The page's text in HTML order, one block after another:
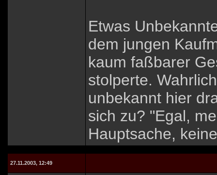
Etwas
dem jungen
kaum faßbarer
stolperte.
unbekannt hier
sich zu? "Egal,
Hauptsache,
27.11.2003, 12:49